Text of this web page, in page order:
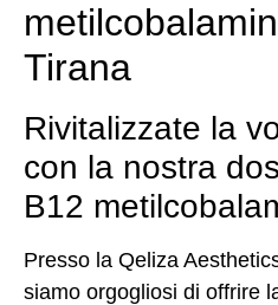
Tirana
Rivitalizzate la
con la nostra
B12
Presso la Qeliza
siamo orgogliosi di offrire